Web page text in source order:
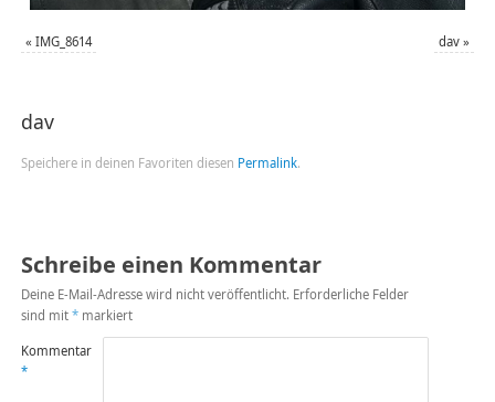
« IMG_8614 dav »
dav
Speichere in deinen Favoriten diesen Permalink.
Schreibe einen Kommentar
Deine E-Mail-Adresse wird nicht veröffentlicht. Erforderliche Felder
sind mit *markiert
Kommentar
*